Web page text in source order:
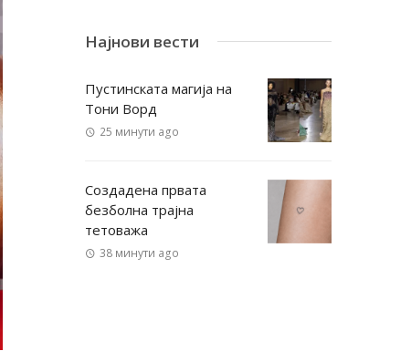
Најнови вести
Пустинската магија на
Тони Ворд
25 минути ago
Создадена првата
безболна трајна
тетоважа
38 минути ago